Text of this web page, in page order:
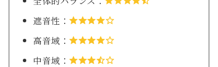
遮音性：
高音域：
中音域：